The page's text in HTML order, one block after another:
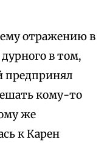
отражению в
в том,
предпринял
кому-то
же
к Карен